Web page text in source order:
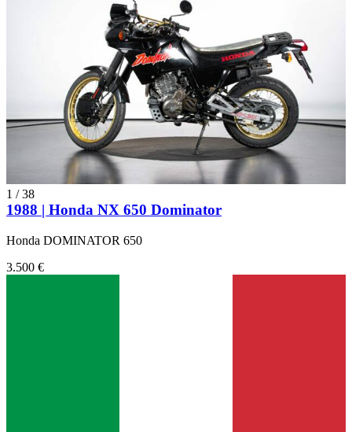
1 /38
1988 | Honda NX 650 Dominator
Honda DOMINATOR 650
3.500 €